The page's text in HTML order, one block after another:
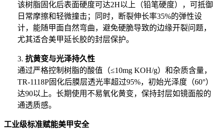
该树脂固化后表面硬度可达2H以上（铅笔硬度），可抵御
日常摩擦和轻微撞击；同时，断裂伸长率35%的弹性设
计，能随甲面自然弯曲，避免硬脆导致的边缘开裂问题，
尤其适合美甲延长胶的封层保护。
3. 抗黄变与光泽持久性
通过严格控制树脂的酸值（≤10mg KOH/g）和杂质含量，
TR-1118P固化后膜层透光率超过95%，初始光泽度（60°）
达90以上。长期使用不易氧化黄变，保持封层如镜面般的
通透质感。
工业级标准赋能美甲安全